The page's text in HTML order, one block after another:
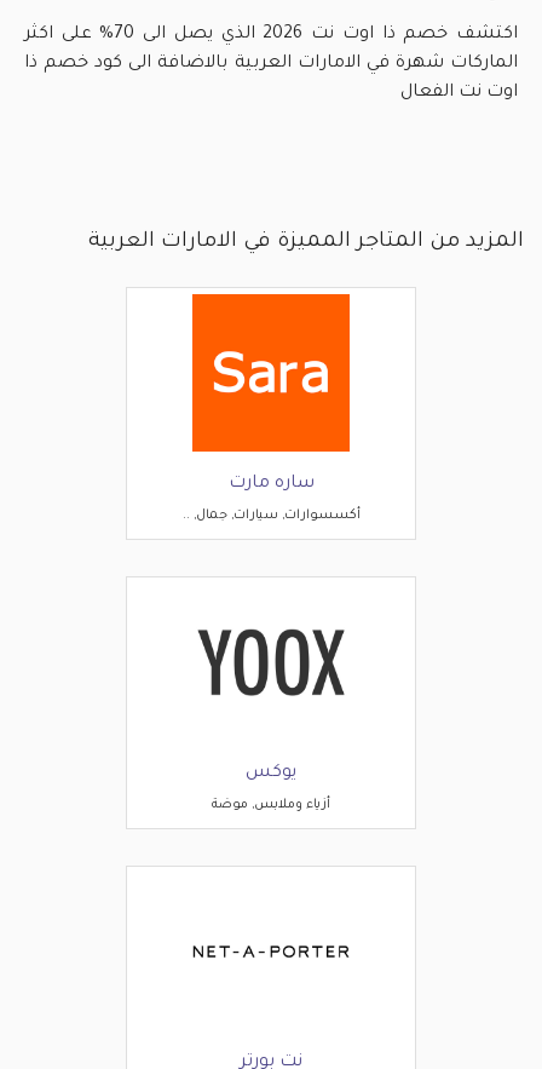
اكتشف خصم ذا اوت نت 2026 الذي يصل الى 70% على اكثر
الماركات شهرة في الامارات العربية بالاضافة الى كود خصم ذا
اوت نت الفعال
المزيد من المتاجر المميزة في الامارات العربية
ساره مارت
أكسسوارات, سيارات, جمال, ..
يوكس
أزياء وملابس, موضة
نت بورتر